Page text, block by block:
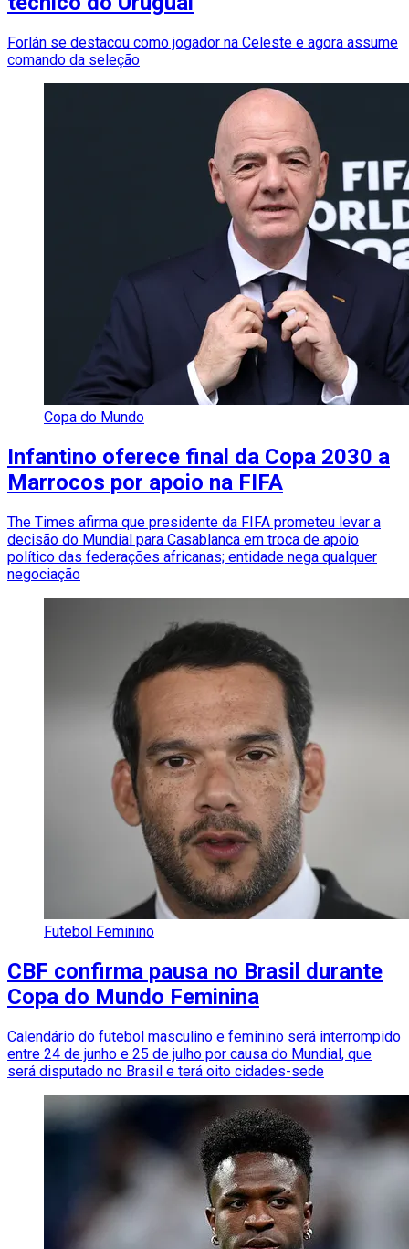
Forlán se destacou como jogador na Celeste e agora assume
comando da seleção
Copa do Mundo
Infantino oferece final da Copa 2030 a
Marrocos por apoio na FIFA
The Times afirma que presidente da FIFA prometeu levar a
decisão do Mundial para Casablanca em troca de apoio
político das federações africanas; entidade nega qualquer
negociação
Futebol Feminino
CBF confirma pausa no Brasil durante
Copa do Mundo Feminina
Calendário do futebol masculino e feminino será interrompido
entre 24 de junho e 25 de julho por causa do Mundial, que
será disputado no Brasil e terá oito cidades-sede